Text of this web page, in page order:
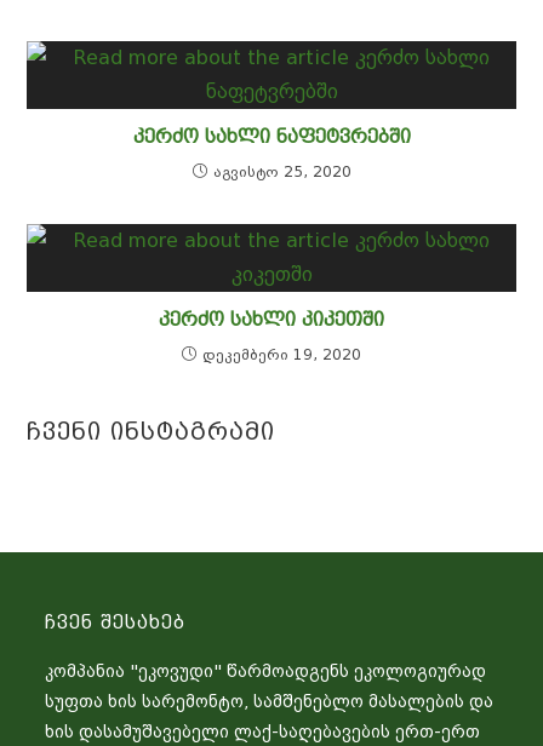
ᲙᲔᲠᲫᲝ ᲡᲐᲮᲚᲘ ᲜᲐᲤᲔᲢᲕᲠᲔᲑᲨᲘ
აგვისტო 25, 2020
ᲙᲔᲠᲫᲝ ᲡᲐᲮᲚᲘ ᲙᲘᲙᲔᲗᲨᲘ
დეკემბერი 19, 2020
Ჩვენი Ინსტაგრამი
Ჩვენ Შესახებ
კომპანია "ეკოვუდი" წარმოადგენს ეკოლოგიურად
სუფთა ხის სარემონტო, სამშენებლო მასალების და
ხის დასამუშავებელი ლაქ-საღებავების ერთ-ერთ